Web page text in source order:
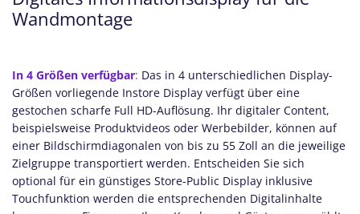
Wandmontage
In 4 Größen verfügbar: Das in 4 unterschiedlichen Display-
Größen vorliegende Instore Display verfügt über eine
gestochen scharfe Full HD-Auflösung. Ihr digitaler Content,
beispielsweise Produktvideos oder Werbebilder, können auf
einer Bildschirmdiagonalen von bis zu 55 Zoll an die jeweilige
Zielgruppe transportiert werden. Entscheiden Sie sich
optional für ein günstiges Store-Public Display inklusive
Touchfunktion werden die entsprechenden Digitalinhalte